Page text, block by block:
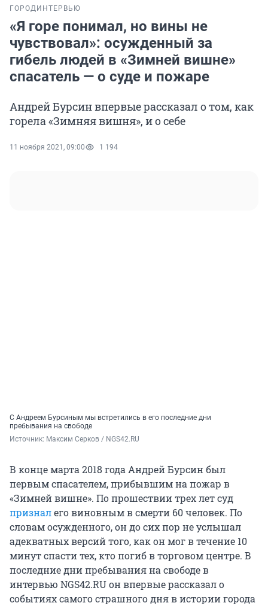
ГОРОД ИНТЕРВЬЮ
«Я горе понимал, но вины не
чувствовал»: осужденный за
гибель людей в «Зимней вишне»
спасатель — о суде и пожаре
Андрей Бурсин впервые рассказал о том, как
горела «Зимняя вишня», и о себе
11 ноября 2021, 09:00 1 194
С Андреем Бурсиным мы встретились в его последние дни
пребывания на свободе
Источник: Максим Серков / NGS42.RU
В конце марта 2018 года Андрей Бурсин был
первым спасателем, прибывшим на пожар в
«Зимней вишне». По прошествии трех лет суд
призналего виновным в смерти 60 человек. По
словам осужденного, он до сих пор не услышал
адекватных версий того, как он мог в течение 10
минут спасти тех, кто погиб в торговом центре. В
последние дни пребывания на свободе в
интервью NGS42.RU он впервые рассказал о
событиях самого страшного дня в истории города